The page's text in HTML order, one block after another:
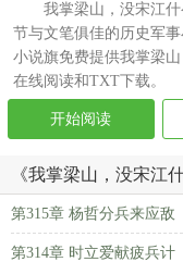
我掌梁山，没宋江
节与文笔俱佳的历史军
小说旗免费提供我掌梁
在线阅读和TXT下载。
开始阅读
《我掌梁山，没宋江
第315章 杨哲分兵来应敌
第314章 时立爱献疲兵计